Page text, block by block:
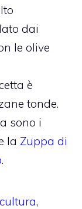
dai
le olive
è
tonde.
sono i
la Zuppa di
.
,